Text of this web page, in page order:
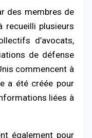
des membres de
recueilli plusieurs
d’avocats,
de défense
commencent à
a été créée pour
liées à
également pour